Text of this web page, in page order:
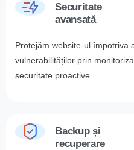
Securitate
avansată
Protejăm website-ul împotriva
vulnerabilităților prin
securitate proactive.
Backup și
recuperare